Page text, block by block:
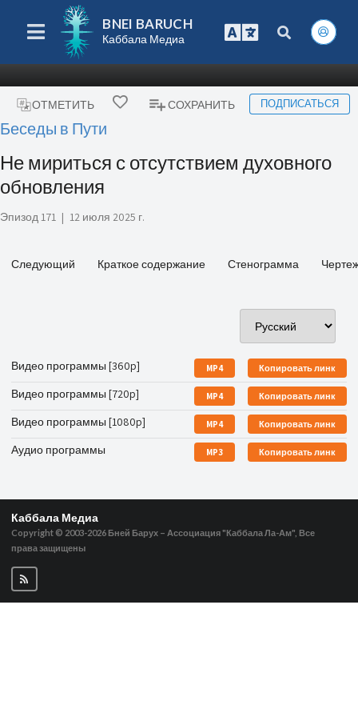
BNEI BARUCH
Каббала Медиа
ОТМЕТИТЬ СОХРАНИТЬ ПОДПИСАТЬСЯ
Беседы в Пути
Не мириться с отсутствием духовного
обновления
Эпизод 171 | 12 июля 2025 г.
Следующий Краткое содержание Стенограмма
Видео программы [360p] MP4 Копировать линк
Видео программы [720p] MP4 Копировать линк
Видео программы [1080p] MP4 Копировать линк
Аудио программы MP3 Копировать линк
Каббала Медиа
Copyright © 2003-2026 Бней Барух – Ассоциация "Каббала Ла-Ам", Все
права защищены